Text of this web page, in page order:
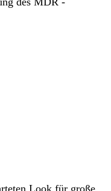
Look für große